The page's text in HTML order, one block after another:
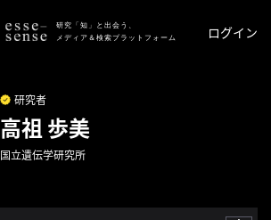
研究「知」と出会う、
メディア＆検索プラットフォーム
ログイン
研究者
高祖 歩美
国立遺伝学研究所